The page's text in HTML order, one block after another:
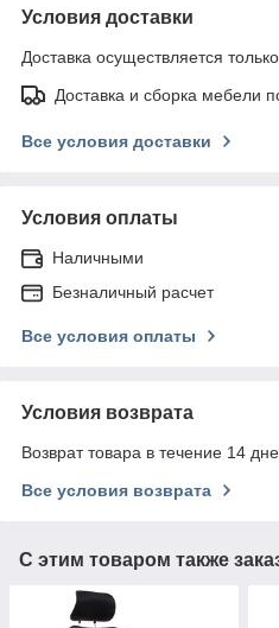
Условия доставки
Доставка осуществляется
Доставка и сборка мебели
Все условия доставки
Условия оплаты
Наличными
Безналичный расчет
Все условия оплаты
Условия возврата
Возврат товара в течение 14
Все условия возврата
С этим товаром также